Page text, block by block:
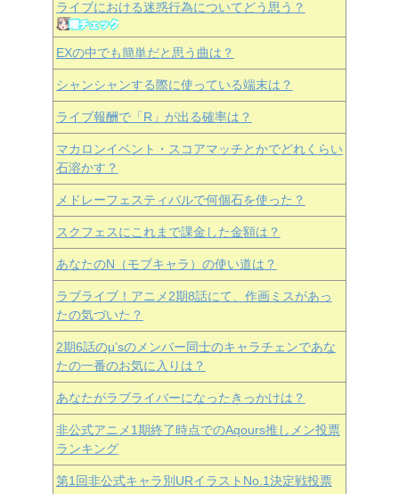
ライブにおける迷惑行為についてどう思う？
EXの中でも簡単だと思う曲は？
シャンシャンする際に使っている端末は？
ライブ報酬で「R」が出る確率は？
マカロンイベント・スコアマッチとかでどれくらい
石溶かす？
メドレーフェスティバルで何個石を使った？
スクフェスにこれまで課金した金額は？
あなたのN（モブキャラ）の使い道は？
ラブライブ！アニメ2期8話にて、作画ミスがあっ
たの気づいた？
2期6話のμ’sのメンバー同士のキャラチェンであな
たの一番のお気に入りは？
あなたがラブライバーになったきっかけは？
非公式アニメ1期終了時点でのAqours推しメン投票
ランキング
第1回非公式キャラ別URイラストNo.1決定戦投票